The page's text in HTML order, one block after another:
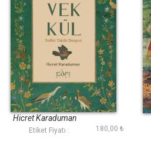
Tevekkül
Hicret Karaduman
Etiket Fiyatı : 180,00 ₺